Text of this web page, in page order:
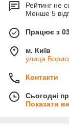
Рейтинг не
Менше 5
Працює з
м. Київ
улица
Контакти
Сьогодні
Показати